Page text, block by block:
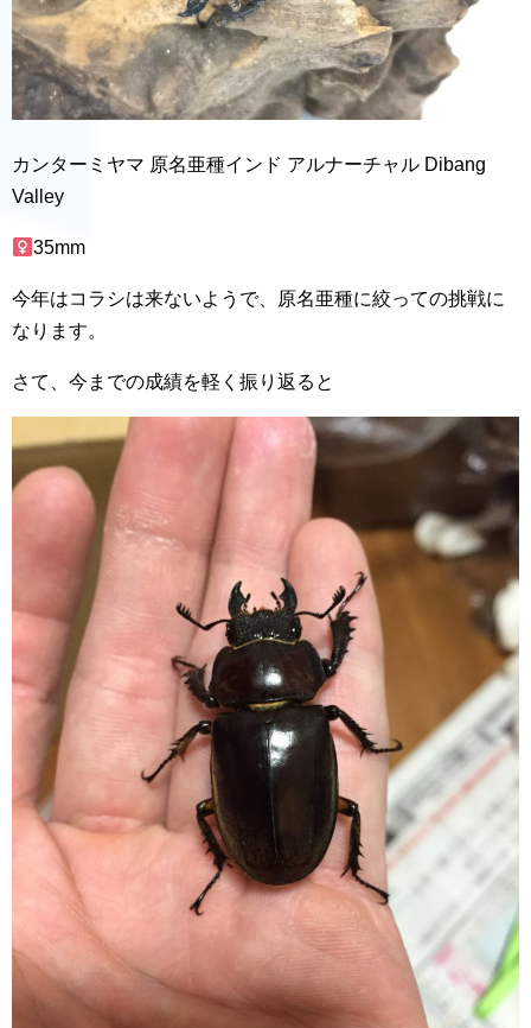
カンターミヤマ 原名亜種インド アルナーチャル Dibang
Valley
35mm
今年はコラシは来ないようで、原名亜種に絞っての挑戦に
なります。
さて、今までの成績を軽く振り返ると